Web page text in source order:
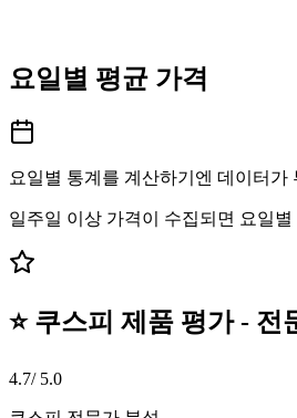
요일별 평균 가격
요일별 통계를 계산하기엔 데이터가
일주일 이상 가격이 수집되면 요일
⭐ 쿠스피 제품 평가 - 전
4.7/ 5.0